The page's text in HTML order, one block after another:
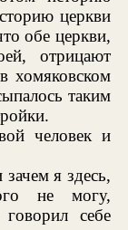
церкви
обе церкви,
отрицают
хомяковском
таким
человек и
я здесь,
не могу,
себе